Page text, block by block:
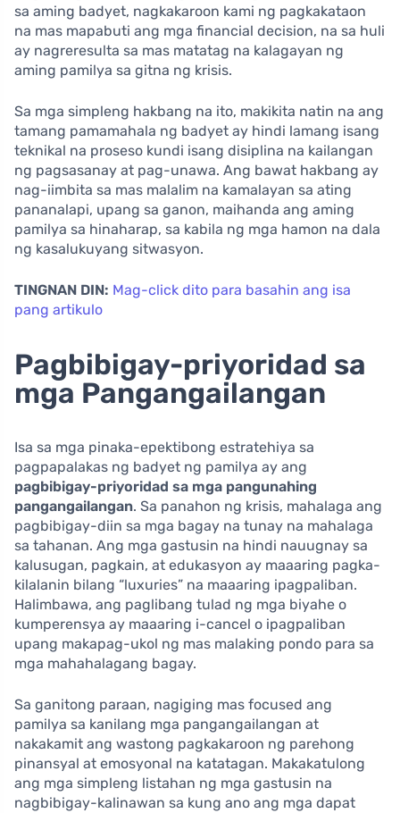
sa aming badyet, nagkakaroon kami ng pagkakataon
na mas mapabuti ang mga financial decision, na sa huli
ay nagreresulta sa mas matatag na kalagayan ng
aming pamilya sa gitna ng krisis.
Sa mga simpleng hakbang na ito, makikita natin na ang
tamang pamamahala ng badyet ay hindi lamang isang
teknikal na proseso kundi isang disiplina na kailangan
ng pagsasanay at pag-unawa. Ang bawat hakbang ay
nag-iimbita sa mas malalim na kamalayan sa ating
pananalapi, upang sa ganon, maihanda ang aming
pamilya sa hinaharap, sa kabila ng mga hamon na dala
ng kasalukuyang sitwasyon.
TINGNAN DIN: Mag-click dito para basahin ang isa
pang artikulo
Pagbibigay-priyoridad sa
mga Pangangailangan
Isa sa mga pinaka-epektibong estratehiya sa
pagpapalakas ng badyet ng pamilya ay ang
pagbibigay-priyoridad sa mga pangunahing
pangangailangan. Sa panahon ng krisis, mahalaga ang
pagbibigay-diin sa mga bagay na tunay na mahalaga
sa tahanan. Ang mga gastusin na hindi nauugnay sa
kalusugan, pagkain, at edukasyon ay maaaring pagka-
kilalanin bilang “luxuries” na maaaring ipagpaliban.
Halimbawa, ang paglibang tulad ng mga biyahe o
kumperensya ay maaaring i-cancel o ipagpaliban
upang makapag-ukol ng mas malaking pondo para sa
mga mahahalagang bagay.
Sa ganitong paraan, nagiging mas focused ang
pamilya sa kanilang mga pangangailangan at
nakakamit ang wastong pagkakaroon ng parehong
pinansyal at emosyonal na katatagan. Makakatulong
ang mga simpleng listahan ng mga gastusin na
nagbibigay-kalinawan sa kung ano ang mga dapat